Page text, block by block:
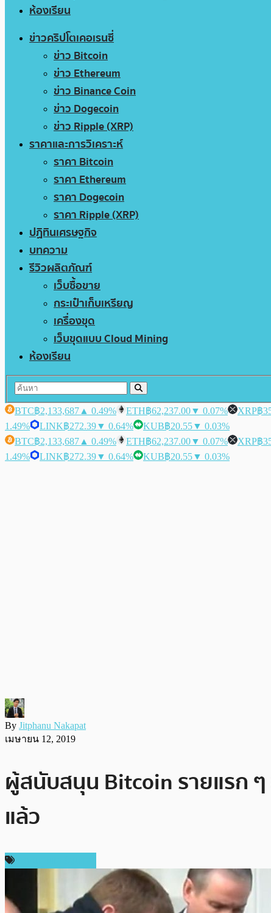
ห้องเรียน
ข่าวคริปโตเคอเรนซี่
ข่าว Bitcoin
ข่าว Ethereum
ข่าว Binance Coin
ข่าว Dogecoin
ข่าว Ripple (XRP)
ราคาและการวิเคราะห์
ราคา Bitcoin
ราคา Ethereum
ราคา Dogecoin
ราคา Ripple (XRP)
ปฏิทินเศรษฐกิจ
บทความ
รีวิวผลิตภัณฑ์
เว็บซื้อขาย
กระเป๋าเก็บเหรียญ
เครื่องขุด
เว็บขุดแบบ Cloud Mining
ห้องเรียน
BTC฿2,133,687 ▲ 0.49% ETH฿62,237.00▼ 0.07% XRP฿
1.49%
LINK฿272.39▼ 0.64% KUB฿20.55▼ 0.03%
BTC฿2,133,687 ▲ 0.49% ETH฿62,237.00▼ 0.07% XRP฿
1.49%
LINK฿272.39▼ 0.64% KUB฿20.55▼ 0.03%
By Jitphanu Nakapat
เมษายน 12, 2019
ผู้สนับสนุน Bitcoin รายแรก ๆ
แล้ว